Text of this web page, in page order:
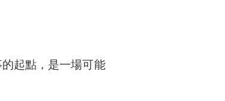
起點，是一場可能